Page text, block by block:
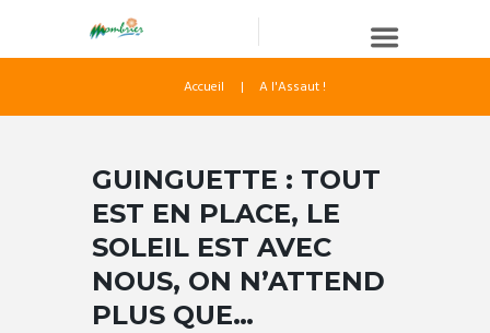
Accueil A l'Assaut !
GUINGUETTE : TOUT
EST EN PLACE, LE
SOLEIL EST AVEC
NOUS, ON N’ATTEND
PLUS QUE…